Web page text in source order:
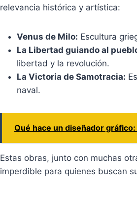
relevancia histórica y artística:
Venus de Milo: Escultura
La Libertad guiando al
libertad y la revolución.
La Victoria de Samotracia:
naval.
Qué hace un diseñador
Estas obras, junto con muchas
imperdible para quienes buscan